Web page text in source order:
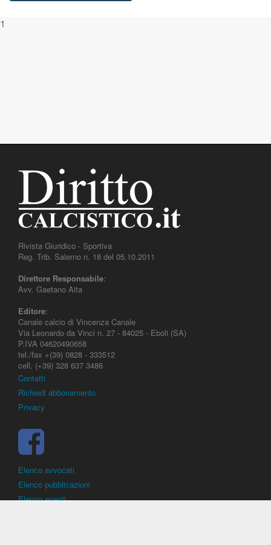
1
Rivista Giuridico - Sportiva
Reg. Trib. Salerno n. 18 del 05.10.2011
Direttore Responsabile:
Avv. Gaetano Aita
Editore:
Canale calcio di Vincenza Canale
Via Leonardo da Vinci n. 27 - 84025 - Eboli (SA)
P.IVA 04620490658
tel./fax +(39) 0828 - 333512
cell. (+39) 328 637 3486
Contatti
Richiedi abbonamento
Privacy
Elenco avvocati
Elenco pubblicazioni
Elenco eventi